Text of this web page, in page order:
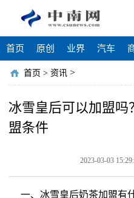
首页 原创 业界 汽车
首页 > 资讯 >
冰雪皇后可以加盟吗
盟条件
2023-03-03
一、冰雪皇后奶茶加盟有